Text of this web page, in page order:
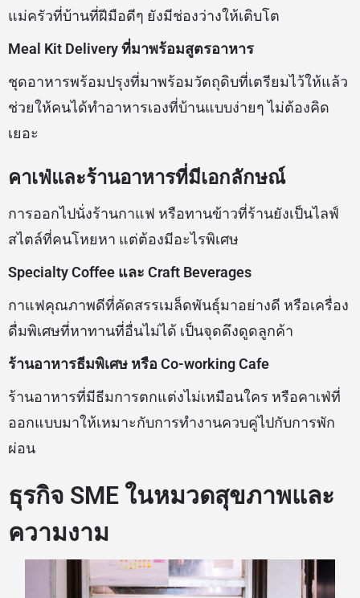
แม่ครัวที่บ้านที่ฝีมือดีๆ ยังมีช่องว่างให้เติบโต
Meal Kit Delivery ที่มาพร้อมสูตรอาหาร
ชุดอาหารพร้อมปรุงที่มาพร้อมวัตถุดิบที่เตรียมไว้ให้แล้ว
ช่วยให้คนได้ทำอาหารเองที่บ้านแบบง่ายๆ ไม่ต้องคิด
เยอะ
คาเฟ่และร้านอาหารที่มีเอกลักษณ์
การออกไปนั่งร้านกาแฟ หรือทานข้าวที่ร้านยังเป็นไลฟ์
สไตล์ที่คนโหยหา แต่ต้องมีอะไรพิเศษ
Specialty Coffee และ Craft Beverages
กาแฟคุณภาพดีที่คัดสรรเมล็ดพันธุ์มาอย่างดี หรือเครื่อง
ดื่มพิเศษที่หาทานที่อื่นไม่ได้ เป็นจุดดึงดูดลูกค้า
ร้านอาหารธีมพิเศษ หรือ Co-working Cafe
ร้านอาหารที่มีธีมการตกแต่งไม่เหมือนใคร หรือคาเฟ่ที่
ออกแบบมาให้เหมาะกับการทำงานควบคู่ไปกับการพัก
ผ่อน
ธุรกิจ SME ในหมวดสุขภาพและ
ความงาม